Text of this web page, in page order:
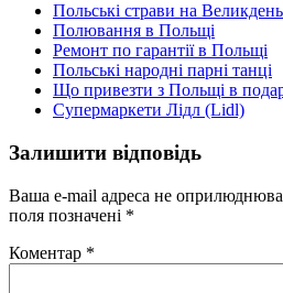
Польські страви на Великдень
Полювання в Польщі
Ремонт по гарантії в Польщі
Польські народні парні танці
Що привезти з Польщі в
Супермаркети Лідл (Lidl)
Залишити відповідь
Ваша e-mail адреса не
поля позначені *
Коментар *